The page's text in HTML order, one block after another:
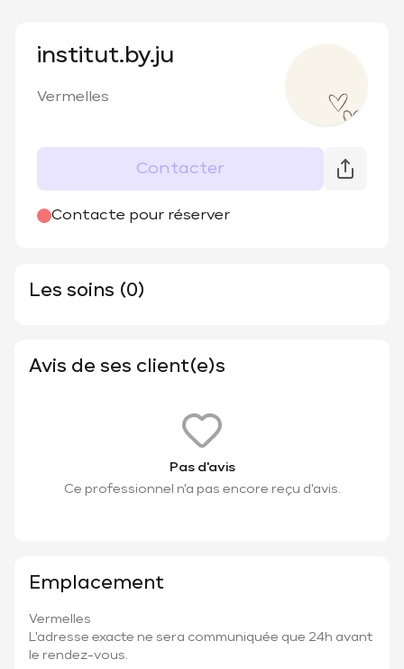
institut.by.ju
Vermelles
Contacter
Contacte pour réserver
Les soins (0)
Avis de ses client(e)s
Pas d'avis
Ce professionnel n'a pas encore reçu d'avis.
Emplacement
Vermelles
L'adresse exacte ne sera communiquée que 24h avant
le rendez-vous.